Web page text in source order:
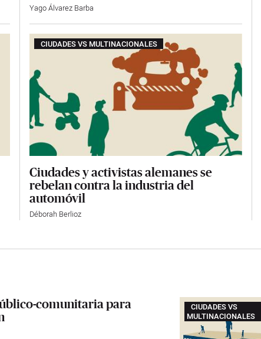
Yago Álvarez Barba
CIUDADES VS MULTINACIONALES
Ciudades y activistas alemanes se
rebelan contra la industria del
automóvil
Déborah Berlioz
CIUDADES VS
MULTINACIONALES
comunitaria para